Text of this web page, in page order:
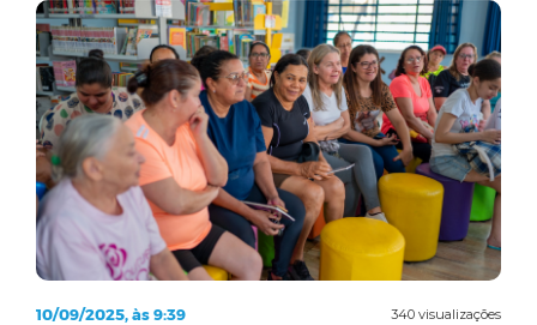
340 visualizações
10/09/2025, às 9:39